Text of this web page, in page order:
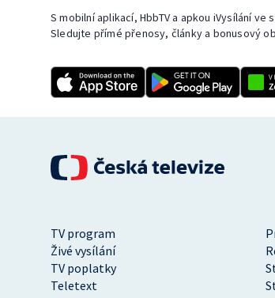
S mobilní aplikací, HbbTV a apkou iVysílání
Sledujte přímé přenosy, články a bonusový
TV program
Živé vysílání
TV poplatky
Teletext